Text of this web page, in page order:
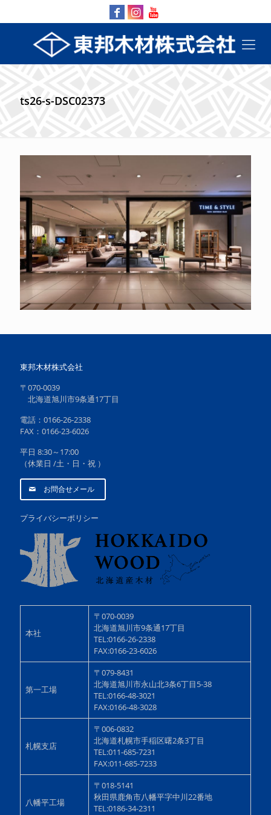
ts26-s-DSC02373
東邦木材株式会社
〒070-0039
北海道旭川市9条通17丁目
電話：0166-26-2338
FAX：0166-23-6026
平日 8:30～17:00
（休業日 /土・日・祝 ）
お問合せメール
プライバシーポリシー
本社
〒070-0039
北海道旭川市9条通17丁目
TEL:0166-26-2338
FAX:0166-23-6026
第一工場
〒079-8431
北海道旭川市永山北3条6丁目5-38
TEL:0166-48-3021
FAX:0166-48-3028
札幌支店
〒006-0832
北海道札幌市手稲区曙2条3丁目
TEL:011-685-7231
FAX:011-685-7233
八幡平工場
〒018-5141
秋田県鹿角市八幡平字中川22番地
TEL:0186-34-2311